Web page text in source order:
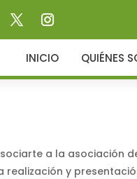
INICIO QUIÉNES
a la asociación
realización y